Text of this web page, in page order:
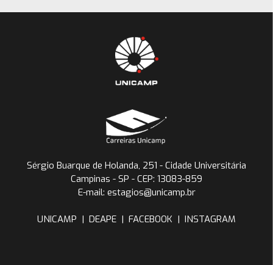
Sérgio Buarque de Holanda, 251 - Cidade Universitária
Campinas - SP - CEP: 13083-859
E-mail: estagios@unicamp.br
UNICAMP | DEAPE | FACEBOOK | INSTAGRAM